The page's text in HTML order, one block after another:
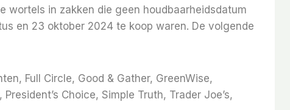
wortels in zakken die geen houdbaarheidsdatum
en 23 oktober 2024 te koop waren. De volgende
Full Circle, Good & Gather, GreenWise,
Choice, Simple Truth, Trader Joe’s,